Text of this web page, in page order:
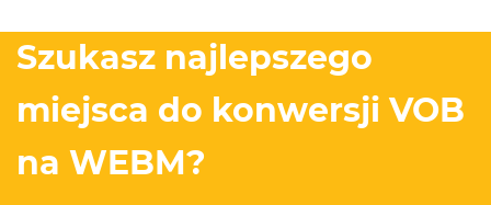
Szukasz najlepszego
miejsca do konwersji VOB
na WEBM?